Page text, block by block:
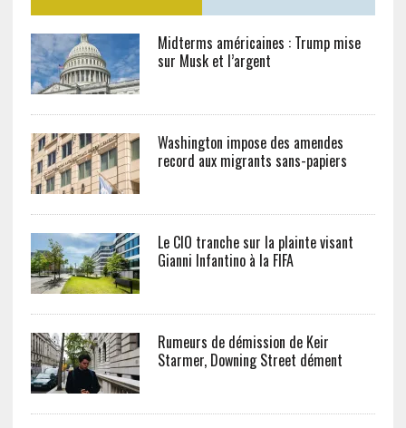
Midterms américaines : Trump mise
sur Musk et l’argent
Washington impose des amendes
record aux migrants sans-papiers
Le CIO tranche sur la plainte visant
Gianni Infantino à la FIFA
Rumeurs de démission de Keir
Starmer, Downing Street dément